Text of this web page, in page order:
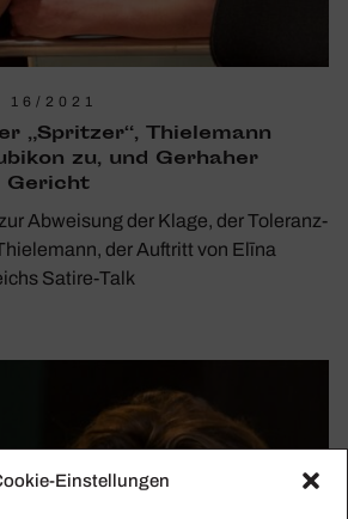
Einstellungen
16/2021
„Spritzer“, Thie­le­mann
zu, und Gerhaher
Gericht
Abweisung der Klage, der Toleranz-
der Auftritt von Elīna
Satire-Talk